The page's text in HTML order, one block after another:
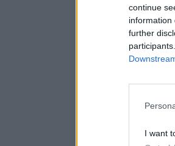
continue
information
further
I want